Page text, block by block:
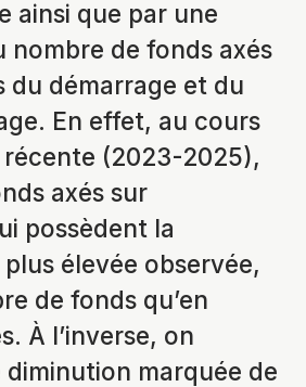
ainsi que par une
nombre de fonds axés
du démarrage et du
En effet, au cours
récente (2023-2025),
axés sur
possèdent la
élevée observée,
de fonds qu’en
À l’inverse, on
marquée de